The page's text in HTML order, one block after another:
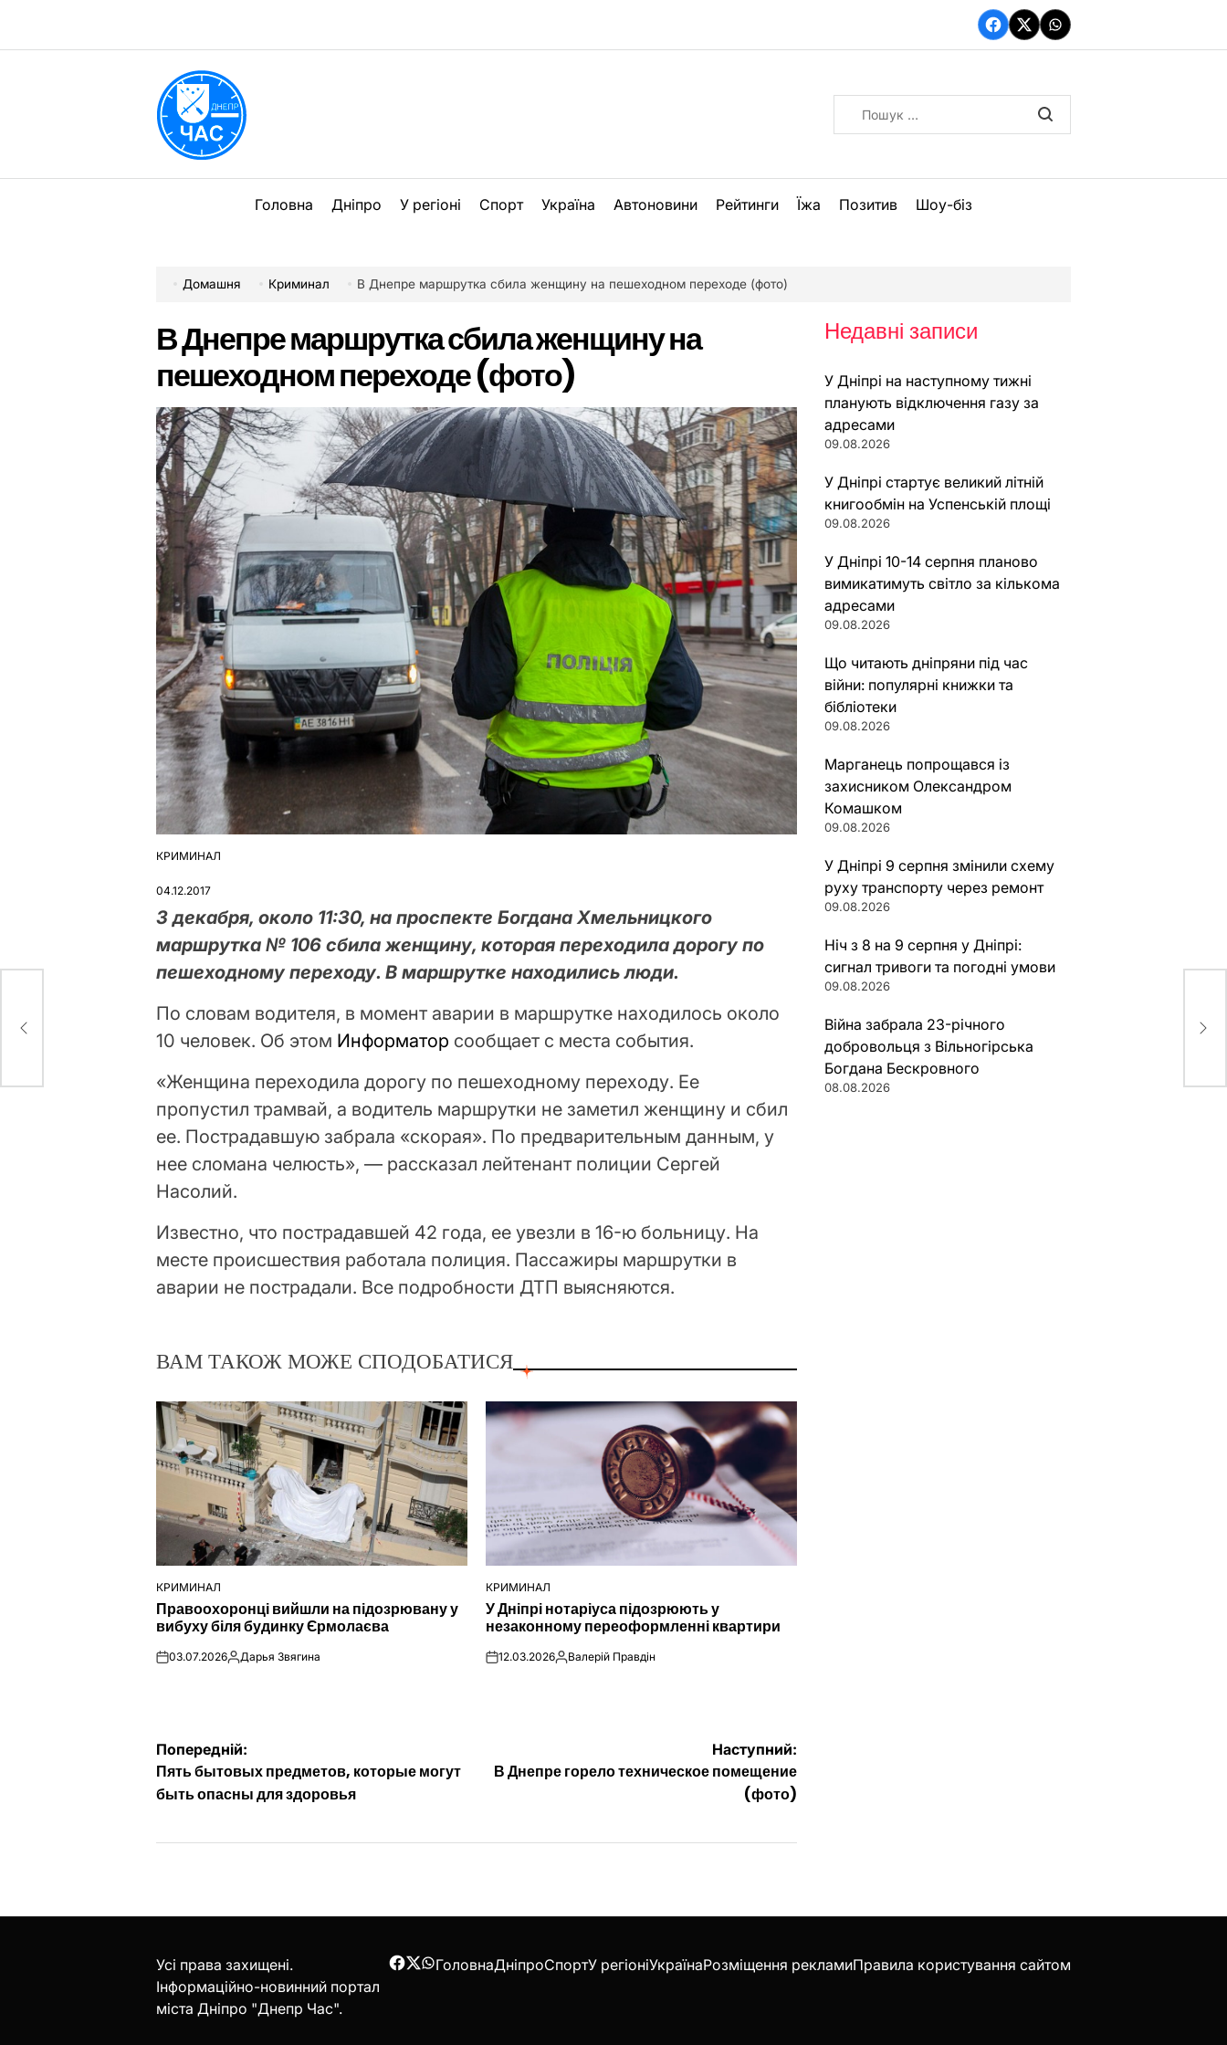
вмісту
Facebook
TwitterWhatsApp
Головна Дніпро У регіоні Спорт Україна Автоновини Рейтинги Їжа Позитив Шоу-біз
Домашня Криминал В Днепре маршрутка сбила женщину на пешеходном переходе (фото)
В Днепре маршрутка сбила женщину на
пешеходном переходе (фото)
ОПУБЛІКУВАТИ
КРИМИНАЛ
04.12.2017
3 декабря, около 11:30, на проспекте Богдана Хмельницкого
маршрутка № 106 сбила женщину, которая переходила дорогу по
пешеходному переходу. В маршрутке находились люди.
По словам водителя, в момент аварии в маршрутке находилось около
10 человек. Об этом Информатор сообщает с места события.
«Женщина переходила дорогу по пешеходному переходу. Ее
пропустил трамвай, а водитель маршрутки не заметил женщину и сбил
ее. Пострадавшую забрала «скорая». По предварительным данным, у
нее сломана челюсть», — рассказал лейтенант полиции Сергей
Насолий.
Известно, что пострадавшей 42 года, ее увезли в 16-ю больницу. На
месте происшествия работала полиция. Пассажиры маршрутки в
аварии не пострадали. Все подробности ДТП выясняются.
ВАМ ТАКОЖ МОЖЕ СПОДОБАТИСЯ
ОПУБЛІКУВАТИ
КРИМИНАЛ
Правоохоронці вийшли на підозрювану у
вибуху біля будинку Єрмолаєва
on03.07.2026Опубліковано
Дарья Звягина
ОПУБЛІКУВАТИ
У
КРИМИНАЛ
У Дніпрі нотаріуса підозрюють у
незаконному переоформленні квартири
on12.03.2026Опубліковано
Валерій Правдін
Навігація
записів
Попередній:
Пять бытовых предметов, которые могут
быть опасны для здоровья
Наступний:
В Днепре горело техническое помещение
(фото)
Недавні записи
У Дніпрі на наступному тижні
планують відключення газу за
адресами
09.08.2026
У Дніпрі стартує великий літній
книгообмін на Успенській площі
09.08.2026
У Дніпрі 10-14 серпня планово
вимикатимуть світло за кількома
адресами
09.08.2026
Що читають дніпряни під час
війни: популярні книжки та
бібліотеки
09.08.2026
Марганець попрощався із
захисником Олександром
Комашком
09.08.2026
У Дніпрі 9 серпня змінили схему
руху транспорту через ремонт
09.08.2026
Ніч з 8 на 9 серпня у Дніпрі:
сигнал тривоги та погодні умови
09.08.2026
Війна забрала 23-річного
добровольця з Вільногірська
Богдана Бескровного
08.08.2026
Усі права захищені.
Інформаційно-новинний портал
міста Дніпро "Днепр Час".
Facebook
Twitter
WhatsApp
ГоловнаДніпроСпортУ регіоніУкраїнаРозміщення рекламиПравила користування сайтом